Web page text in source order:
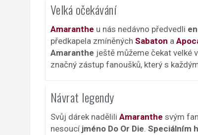
Velká očekávání
Amaranthe u nás nedávno předvedli
předkapela zmíněných Sabaton a
Amaranthe ještě můžeme čekat velké
značný zástup fanoušků, který s
Návrat legendy
Svůj dárek nadělili Amaranthe svým
nesoucí jméno Do Or Die. Speciálním